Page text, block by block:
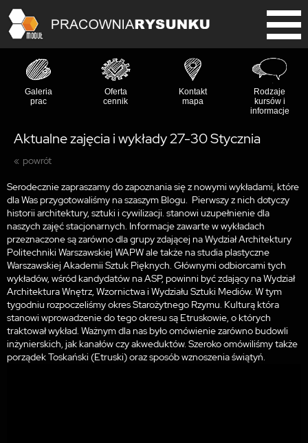
Galeria
prac
Oferta
cennik
Kontakt
mapa
Rodzaje
kursów i
informacje
Aktualne zajęcia i wykłady 27-30 Stycznia
powrót
Serodecznie zapraszamy do zapoznania się z nowymi wykładami, które
dla Was przygotowaliśmy na szaszym Blogu. Pierwszy z nich dotyczy
historii architektury, sztuki i cywilizacji. stanowi uzupełnienie dla
naszych zajęć stacjonarnych. Informacje zawarte w wykładach
przeznaczone są zarówno dla grupy zdającej na Wydział Architektury
Politechniki Warszawskiej WAPW ale także na studia plastyczne
Warszawskiej Akademii Sztuk Pięknych. Głównymi odbiorcami tych
wykładów, wśród kandydatów na ASP, powinni być zdający na Wydział
Architektura Wnętrz, Wzornictwa i Wydziału Sztuki Mediów. W tym
tygodniu rozpoczeliśmy okres Starożytnego Rzymu. Kulturą która
stanowi wprowadzenie do tego okresu są Etruskowie, o których
traktował wykład. Ważnym dla nas było omówienie zarówno budowli
inżynierskich, jak kanałów czy akweduktów. Szeroko omówiliśmy także
porządek Toskański (Etruski) oraz sposób wznoszenia świątyń.